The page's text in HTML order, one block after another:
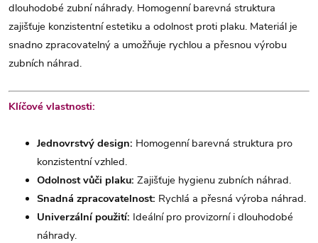
dlouhodobé zubní náhrady. Homogenní barevná struktura
zajišťuje konzistentní estetiku a odolnost proti plaku. Materiál je
snadno zpracovatelný a umožňuje rychlou a přesnou výrobu
zubních náhrad.
Klíčové vlastnosti:
Jednovrstvý design: Homogenní barevná struktura pro
konzistentní vzhled.
Odolnost vůči plaku: Zajišťuje hygienu zubních náhrad.
Snadná zpracovatelnost: Rychlá a přesná výroba náhrad.
Univerzální použití: Ideální pro provizorní i dlouhodobé
náhrady.